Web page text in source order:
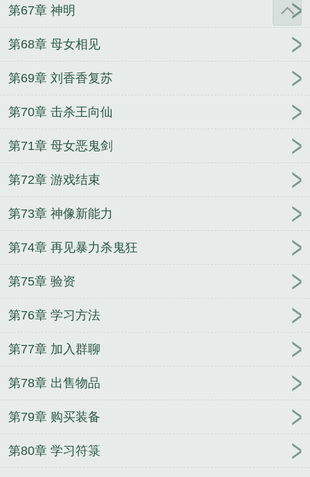
第67章 神明
第68章 母女相见
第69章 刘香香复苏
第70章 击杀王向仙
第71章 母女恶鬼剑
第72章 游戏结束
第73章 神像新能力
第74章 再见暴力杀鬼狂
第75章 验资
第76章 学习方法
第77章 加入群聊
第78章 出售物品
第79章 购买装备
第80章 学习符箓